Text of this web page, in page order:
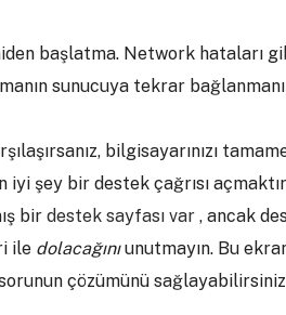
başlatma. Network hataları
sunucuya tekrar
bilgisayarınızı
şey bir destek çağrısı
bir destek sayfası var, ancak
ile dolacağınıunutmayın. Bu
çözümünü